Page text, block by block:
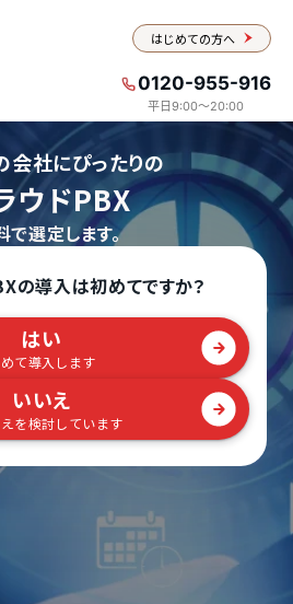
はじめての方へ
0120-955-916
平日9:00〜20:00
会社にぴったりの
ウドPBX
で選定します。
の導入は初めてですか？
はい
て導入します
いいえ
を検討しています